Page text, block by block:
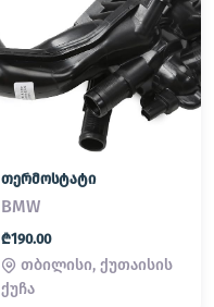
თერმოსტატი
BMW
₾190.00
თბილისი, ქუთაისის
ქუჩა